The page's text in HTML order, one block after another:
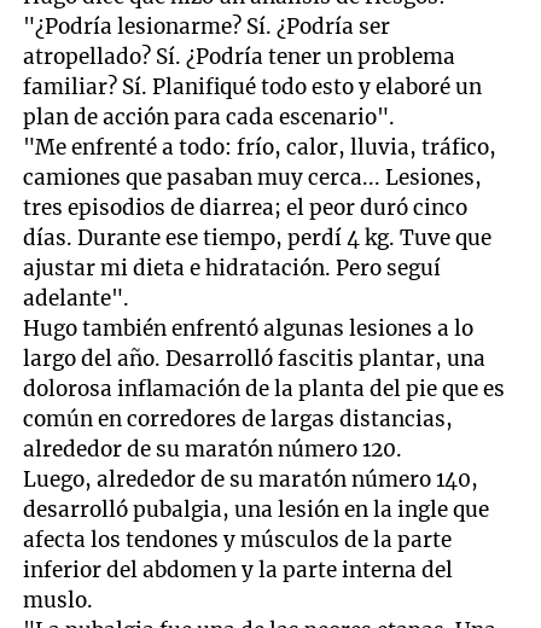
"¿Podría lesionarme? Sí. ¿Podría ser
atropellado? Sí. ¿Podría tener un problema
familiar? Sí. Planifiqué todo esto y elaboré un
plan de acción para cada escenario".
"Me enfrenté a todo: frío, calor, lluvia, tráfico,
camiones que pasaban muy cerca... Lesiones,
tres episodios de diarrea; el peor duró cinco
días. Durante ese tiempo, perdí 4 kg. Tuve que
ajustar mi dieta e hidratación. Pero seguí
adelante".
Hugo también enfrentó algunas lesiones a lo
largo del año. Desarrolló fascitis plantar, una
dolorosa inflamación de la planta del pie que es
común en corredores de largas distancias,
alrededor de su maratón número 120.
Luego, alrededor de su maratón número 140,
desarrolló pubalgia, una lesión en la ingle que
afecta los tendones y músculos de la parte
inferior del abdomen y la parte interna del
muslo.